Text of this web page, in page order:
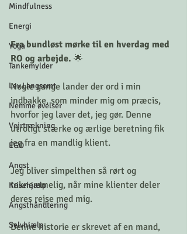
Mindfulness
Energi
Yoga
Tankemylder
Lev Langsomt
Nemme øvelser
Vejrtrækning
EGO
Angst
Krisehjælp
Angsthåndtering
Selvhjælp
Fra bundløst mørke til en hverdag med
RO og arbejde. 🌟
Nogle gange lander der ord i min
indbakke, som minder mig om præcis,
hvorfor jeg laver det, jeg gør. Denne
utroligt stærke og ærlige beretning fik
jeg fra en mandlig klient.
Jeg bliver simpelthen så rørt og
taknemmelig, når mine klienter deler
deres rejse med mig.
Denne historie er skrevet af en mand,